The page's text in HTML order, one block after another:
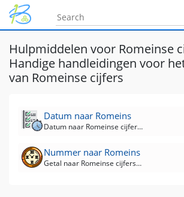
Hulpmiddelen voor Romeinse
Handige handleidingen voor
van Romeinse cijfers
Datum naar Romeins
Datum naar Romeinse cijfers converter
Nummer naar Romeins
Getal naar Romeinse cijfers Converter